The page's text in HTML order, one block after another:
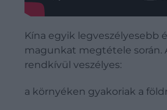
Kína egyik legveszélyesebb
magunkat megtétele során.
rendkívül veszélyes:
a környéken gyakoriak a